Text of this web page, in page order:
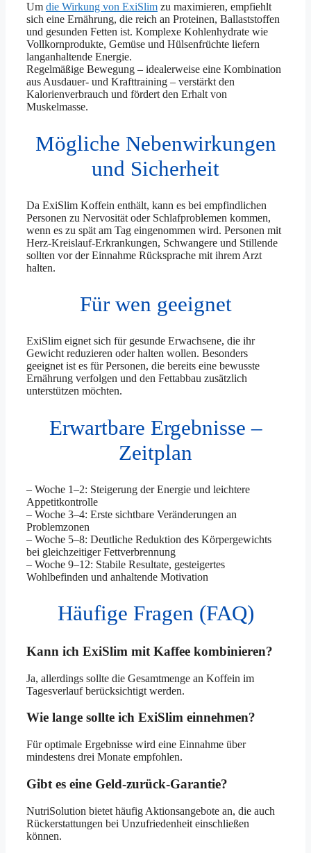
Um die Wirkung von ExiSlim zu maximieren, empfiehlt
sich eine Ernährung, die reich an Proteinen, Ballaststoffen
und gesunden Fetten ist. Komplexe Kohlenhydrate wie
Vollkornprodukte, Gemüse und Hülsenfrüchte liefern
langanhaltende Energie.
Regelmäßige Bewegung – idealerweise eine Kombination
aus Ausdauer- und Krafttraining – verstärkt den
Kalorienverbrauch und fördert den Erhalt von
Muskelmasse.
Mögliche Nebenwirkungen
und Sicherheit
Da ExiSlim Koffein enthält, kann es bei empfindlichen
Personen zu Nervosität oder Schlafproblemen kommen,
wenn es zu spät am Tag eingenommen wird. Personen mit
Herz-Kreislauf-Erkrankungen, Schwangere und Stillende
sollten vor der Einnahme Rücksprache mit ihrem Arzt
halten.
Für wen geeignet
ExiSlim eignet sich für gesunde Erwachsene, die ihr
Gewicht reduzieren oder halten wollen. Besonders
geeignet ist es für Personen, die bereits eine bewusste
Ernährung verfolgen und den Fettabbau zusätzlich
unterstützen möchten.
Erwartbare Ergebnisse –
Zeitplan
– Woche 1–2: Steigerung der Energie und leichtere
Appetitkontrolle
– Woche 3–4: Erste sichtbare Veränderungen an
Problemzonen
– Woche 5–8: Deutliche Reduktion des Körpergewichts
bei gleichzeitiger Fettverbrennung
– Woche 9–12: Stabile Resultate, gesteigertes
Wohlbefinden und anhaltende Motivation
Häufige Fragen (FAQ)
Kann ich ExiSlim mit Kaffee kombinieren?
Ja, allerdings sollte die Gesamtmenge an Koffein im
Tagesverlauf berücksichtigt werden.
Wie lange sollte ich ExiSlim einnehmen?
Für optimale Ergebnisse wird eine Einnahme über
mindestens drei Monate empfohlen.
Gibt es eine Geld-zurück-Garantie?
NutriSolution bietet häufig Aktionsangebote an, die auch
Rückerstattungen bei Unzufriedenheit einschließen
können.